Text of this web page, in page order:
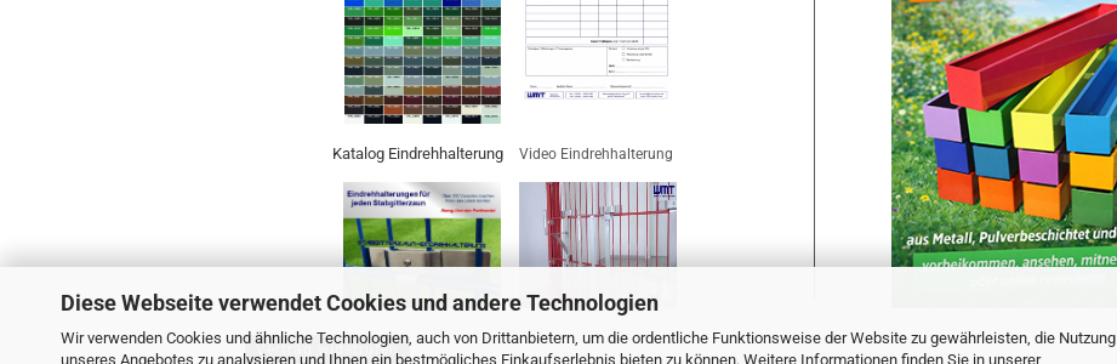
Diese Webseite verwendet Cookies und andere Technologien
Wir verwenden Cookies und ähnliche Technologien, auch von Drittanbietern, um die ordentliche Funktionsweise der Website zu gewährleisten, die Nutzung
unseres Angebotes zu analysieren und Ihnen ein bestmögliches Einkaufserlebnis bieten zu können. Weitere Informationen finden Sie in unserer
Katalog Eindrehhalterung Video Eindrehhalterung
Vertrag widerrufen